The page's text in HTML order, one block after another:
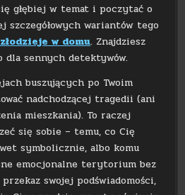
głębiej w temat i poczytać o
wariantów tego
w domu. Znajdziesz
dla sennych detektywów.
buszujących po Twoim
nadchodzącej tragedii (ani
mieszkania). To raczej
się sobie – temu, co Cię
symbolicznie, albo komu
emocjonalne terytorium bez
swojej podświadomości,